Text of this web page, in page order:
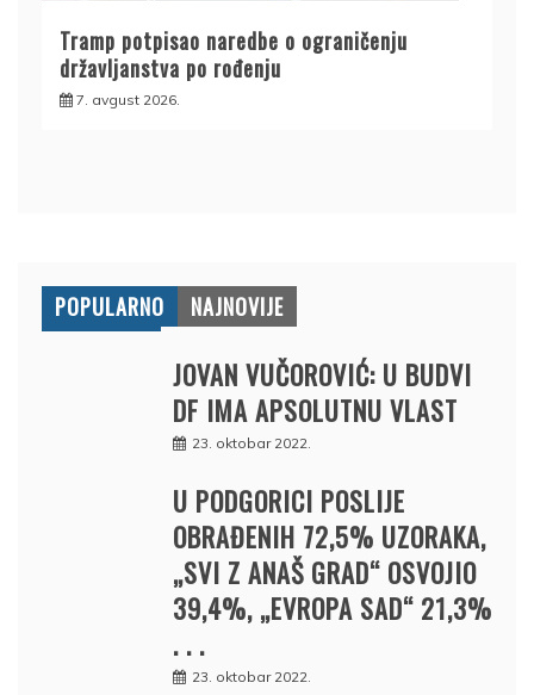
Tramp potpisao naredbe o ograničenju
državljanstva po rođenju
7. avgust 2026.
POPULARNO NAJNOVIJE
JOVAN VUČOROVIĆ: U BUDVI
DF IMA APSOLUTNU VLAST
23. oktobar 2022.
U PODGORICI POSLIJE
OBRAĐENIH 72,5% UZORAKA,
„SVI Z ANAŠ GRAD“ OSVOJIO
39,4%, „EVROPA SAD“ 21,3%
. . .
23. oktobar 2022.